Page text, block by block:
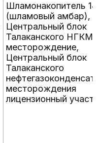
Шламонакопитель
(шламовый амбар),
Центральный блок
Талаканского НГКМ
месторождение,
Центральный блок
Талаканского
месторождения
лицензионный